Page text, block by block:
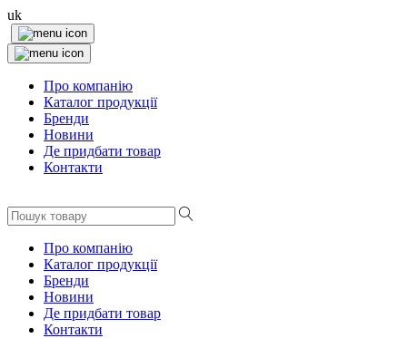
uk
Про компанію
Каталог продукції
Бренди
Новини
Де придбати товар
Контакти
Про компанію
Каталог продукції
Бренди
Новини
Де придбати товар
Контакти